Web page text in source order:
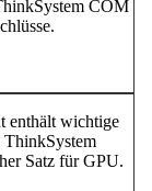
COM
enthält wichtige
Satz für GPU.